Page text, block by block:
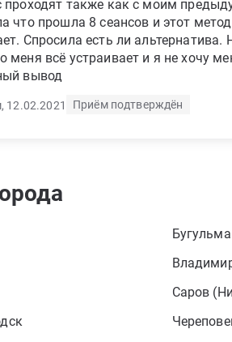
проходят также как с моим
что прошла 8 сеансов и этот
Спросила есть ли альтернатива.
меня всё устраивает и я не хочу
вывод
12.02.2021 Приём подтверждён
Бугульма
Саров